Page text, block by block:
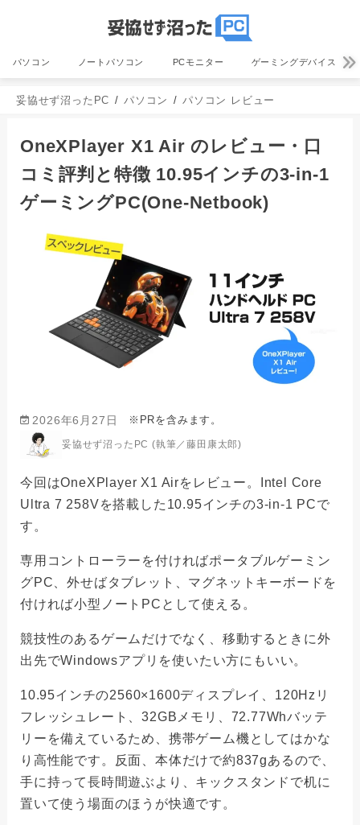
パソコン ノートパソコン PCモニター ゲーミングデバイス
妥協せず沼ったPC パソコン パソコン レビュー
OneXPlayer X1 Air のレビュー・口
コミ評判と特徴 10.95インチの3-in-1
ゲーミングPC(One-Netbook)
2026年6月27日 ※PRを含みます。
妥協せず沼ったPC (執筆／藤田康太郎)
今回はOneXPlayer X1 Airをレビュー。Intel Core
Ultra 7 258Vを搭載した10.95インチの3-in-1 PCで
す。
専用コントローラーを付ければポータブルゲーミン
グPC、外せばタブレット、マグネットキーボードを
付ければ小型ノートPCとして使える。
競技性のあるゲームだけでなく、移動するときに外
出先でWindowsアプリを使いたい方にもいい。
10.95インチの2560×1600ディスプレイ、120Hzリ
フレッシュレート、32GBメモリ、72.77Whバッテ
リーを備えているため、携帯ゲーム機としてはかな
り高性能です。反面、本体だけで約837gあるので、
手に持って長時間遊ぶより、キックスタンドで机に
置いて使う場面のほうが快適です。